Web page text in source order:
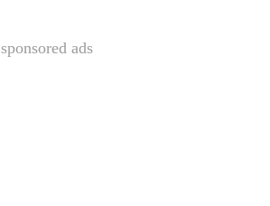
sponsored ads